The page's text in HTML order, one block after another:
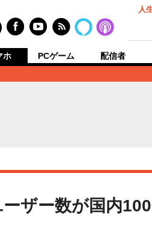
人
ホ PCゲーム 配信者
ザー数が国内